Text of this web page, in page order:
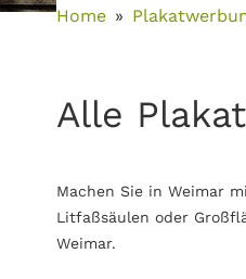
Home
Alle
Machen Sie in Weimar
Litfaßsäulen oder
Weimar.